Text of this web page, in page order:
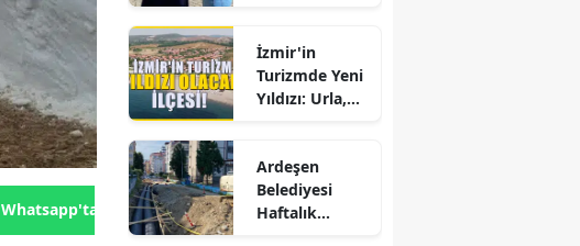
Edirne
Elazığ
Erzincan
Erzurum
Eskişehir
Whatsapp'tan Gönder
Seferberliği
İzmir'in
Turizmde Yeni
Yıldızı: Urla,
Sollayan İlçe!
Ardeşen
Belediyesi
Haftalık